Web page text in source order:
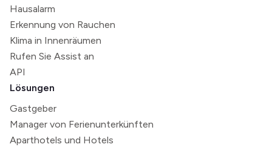
Hausalarm
Erkennung von Rauchen
Klima in Innenräumen
Rufen Sie Assist an
API
Lösungen
Gastgeber
Manager von Ferienunterkünften
Aparthotels und Hotels